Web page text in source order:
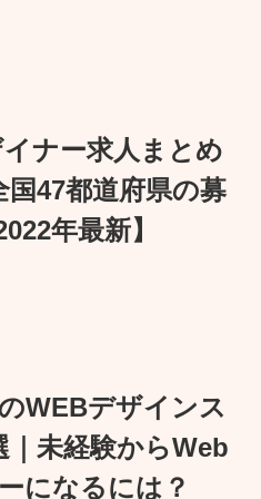
ナー求人まとめ
国47都道府県の募
年最新】
WEBデザインス
｜未経験からWeb
になるには？